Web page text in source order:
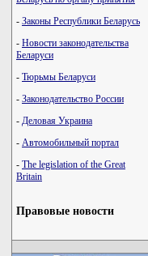
- Законы Республики Беларусь
- Новости законодательства
Беларуси
- Тюрьмы Беларуси
- Законодательство России
- Деловая Украина
- Автомобильный портал
- The legislation of the Great
Britain
Правовые новости